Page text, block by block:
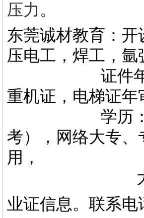
压力。
东莞诚材教育：
压电工，焊工，
证件年审：电
重机证，电梯证年
学历：成人
考），网络大专
用，
大专和本科
业证信息。 联系电